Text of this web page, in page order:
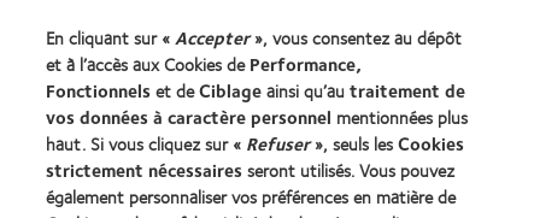
Carrières chez CooperVision
Actualités
Contact
Légal
En cliquant sur «Accepter», vous consentez au dépôt
et à l’accès aux Cookies dePerformance,
Fonctionnelset deCiblageainsi qu’autraitement de
vos données à caractère personnel mentionnées plus
haut. Si vous cliquez sur « Refuser», seuls lesCookies
strictement nécessairesseront utilisés. Vous pouvez
également personnaliser vos préférences en matière de